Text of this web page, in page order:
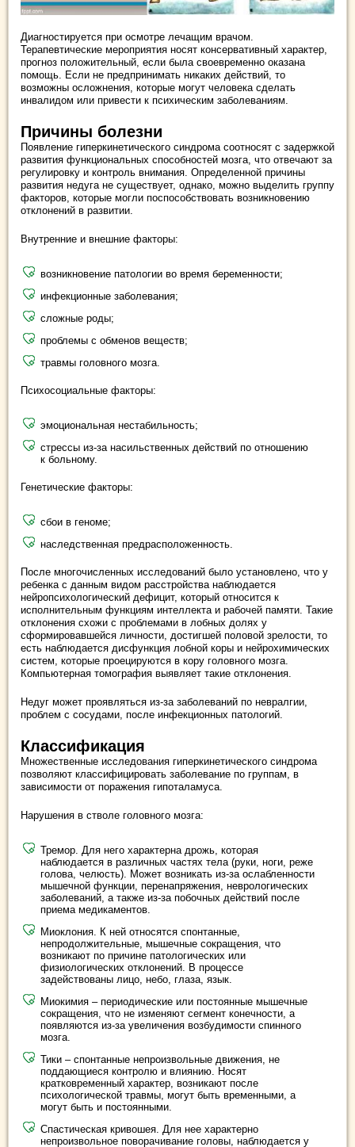
Диагностируется при осмотре лечащим врачом.
Терапевтические мероприятия носят консервативный характер,
прогноз положительный, если была своевременно оказана
помощь. Если не предпринимать никаких действий, то
возможны осложнения, которые могут человека сделать
инвалидом или привести к психическим заболеваниям.
Причины болезни
Появление гиперкинетического синдрома соотносят с задержкой
развития функциональных способностей мозга, что отвечают за
регулировку и контроль внимания. Определенной причины
развития недуга не существует, однако, можно выделить группу
факторов, которые могли поспособствовать возникновению
отклонений в развитии.
Внутренние и внешние факторы:
возникновение патологии во время беременности;
инфекционные заболевания;
сложные роды;
проблемы с обменов веществ;
травмы головного мозга.
Психосоциальные факторы:
эмоциональная нестабильность;
стрессы из-за насильственных действий по отношению
к больному.
Генетические факторы:
сбои в геноме;
наследственная предрасположенность.
После многочисленных исследований было установлено, что у
ребенка с данным видом расстройства наблюдается
нейропсихологический дефицит, который относится к
исполнительным функциям интеллекта и рабочей памяти. Такие
отклонения схожи с проблемами в лобных долях у
сформировавшейся личности, достигшей половой зрелости, то
есть наблюдается дисфункция лобной коры и нейрохимических
систем, которые проецируются в кору головного мозга.
Компьютерная томография выявляет такие отклонения.
Недуг может проявляться из-за заболеваний по невралгии,
проблем с сосудами, после инфекционных патологий.
Классификация
Множественные исследования гиперкинетического синдрома
позволяют классифицировать заболевание по группам, в
зависимости от поражения гипоталамуса.
Нарушения в стволе головного мозга:
Тремор. Для него характерна дрожь, которая
наблюдается в различных частях тела (руки, ноги, реже
голова, челюсть). Может возникать из-за ослабленности
мышечной функции, перенапряжения, неврологических
заболеваний, а также из-за побочных действий после
приема медикаментов.
Миоклония. К ней относятся спонтанные,
непродолжительные, мышечные сокращения, что
возникают по причине патологических или
физиологических отклонений. В процессе
задействованы лицо, небо, глаза, язык.
Миокимия – периодические или постоянные мышечные
сокращения, что не изменяют сегмент конечности, а
появляются из-за увеличения возбудимости спинного
мозга.
Тики – спонтанные непроизвольные движения, не
поддающиеся контролю и влиянию. Носят
кратковременный характер, возникают после
психологической травмы, могут быть временными, а
могут быть и постоянными.
Спастическая кривошея. Для нее характерно
непроизвольное поворачивание головы, наблюдается у